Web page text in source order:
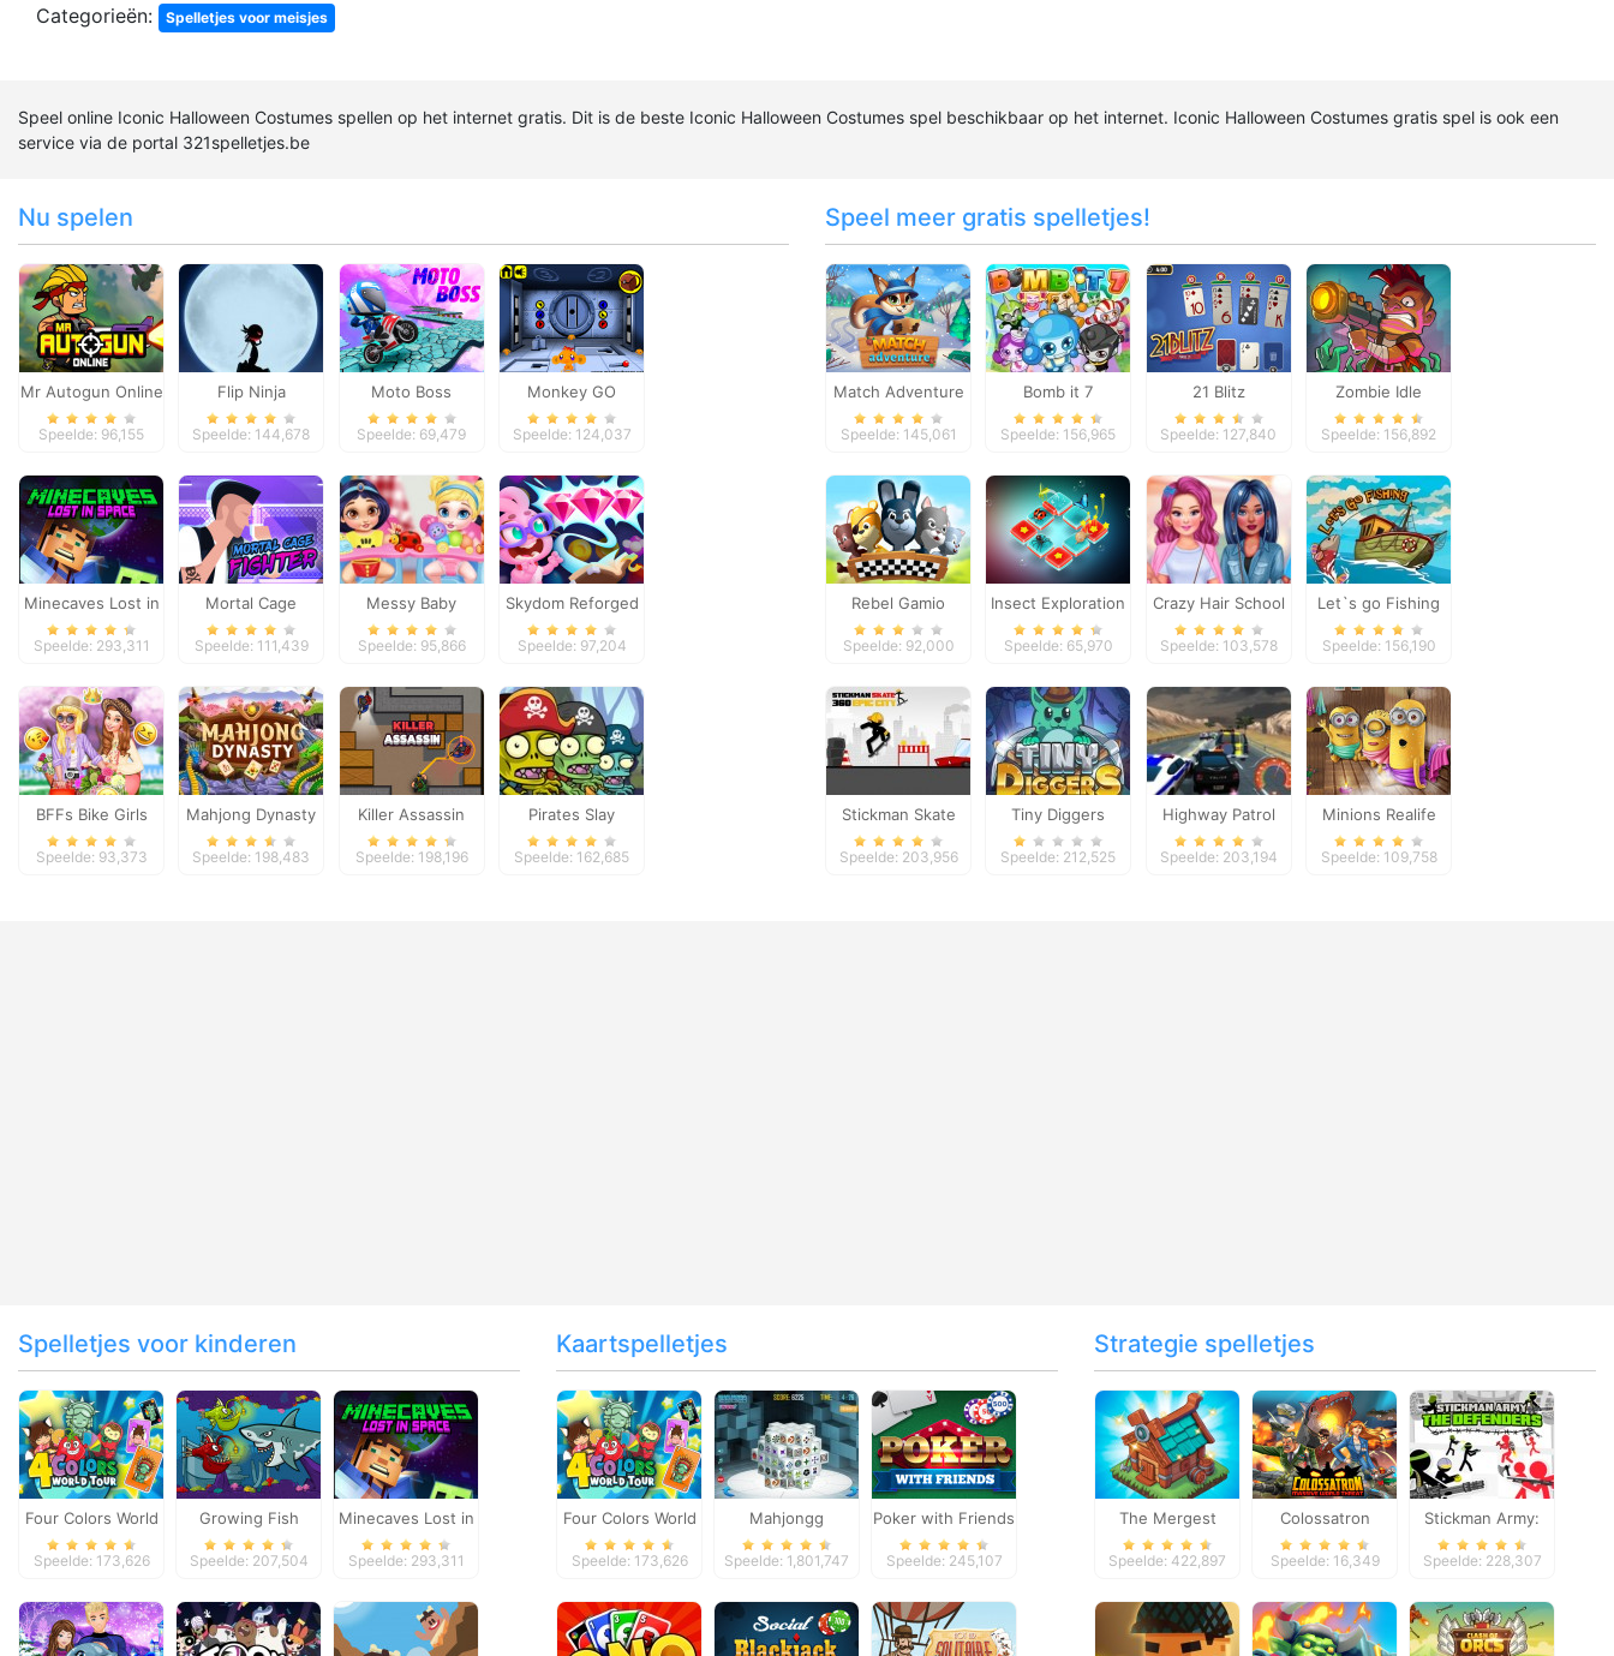
Categorieën:
Spelletjes voor meisjes
Speel online Iconic Halloween Costumes spellen op het internet gratis. Dit is de beste Iconic Halloween Costumes spel beschikbaar op het internet. Iconic Halloween Costumes gratis spel is ook een
service via de portal 321spelletjes.be
Nu spelen
Mr Autogun Online
Speelde: 96,155
Flip Ninja
Speelde: 144,678
Moto Boss
Speelde: 69,479
Monkey GO
Happy: Stage 1
Speelde: 124,037
Minecaves Lost in
Space
Speelde: 293,311
Mortal Cage
Fighter
Speelde: 111,439
Messy Baby
Princess Cleanup
Speelde: 95,866
Skydom Reforged
Speelde: 97,204
BFFs Bike Girls
Speelde: 93,373
Mahjong Dynasty
Speelde: 198,483
Killer Assassin
Speelde: 198,196
Pirates Slay
Speelde: 162,685
Speel meer gratis spelletjes!
Match Adventure
Speelde: 145,061
Bomb it 7
Speelde: 156,965
21 Blitz
Speelde: 127,840
Zombie Idle
Defense Online
Speelde: 156,892
Rebel Gamio
Speelde: 92,000
Insect Exploration
Speelde: 65,970
Crazy Hair School
Salon
Speelde: 103,578
Let`s go Fishing
Speelde: 156,190
Stickman Skate
360 Epic City
Speelde: 203,956
Tiny Diggers
Speelde: 212,525
Highway Patrol
Showdown
Speelde: 203,194
Minions Realife
Sauna
Speelde: 109,758
Spelletjes voor kinderen
Four Colors World
Tour
Speelde: 173,626
Growing Fish
Speelde: 207,504
Minecaves Lost in
Space
Speelde: 293,311
Kaartspelletjes
Four Colors World
Tour
Speelde: 173,626
Mahjongg
Dimensions
Speelde: 1,801,747
Poker with Friends
Speelde: 245,107
Strategie spelletjes
The Mergest
Kingdom
Speelde: 422,897
Colossatron
Speelde: 16,349
Stickman Army:
The Defenders
Speelde: 228,307